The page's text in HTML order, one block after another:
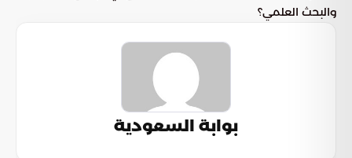
والبحث العلمي؟
بوابة السعودية